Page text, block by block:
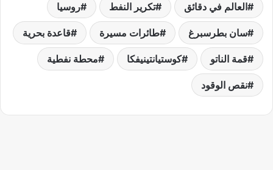
العالم في دقائق تكرير النفط روسيا
سان بطرسبرغ طائرات مسيرة قاعدة بحرية
قمة الناتو كوستيانتينيفكا محطة نفطية
نقص الوقود